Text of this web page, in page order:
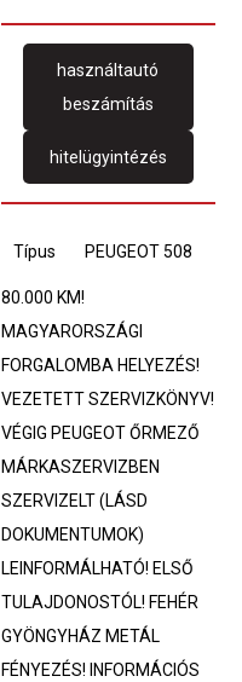
használtautó
beszámítás
hitelügyintézés
Típus PEUGEOT 508
80.000 KM!
MAGYARORSZÁGI
FORGALOMBA HELYEZÉS!
VEZETETT SZERVIZKÖNYV!
VÉGIG PEUGEOT ŐRMEZŐ
MÁRKASZERVIZBEN
SZERVIZELT (LÁSD
DOKUMENTUMOK)
LEINFORMÁLHATÓ! ELSŐ
TULAJDONOSTÓL! FEHÉR
GYÖNGYHÁZ METÁL
FÉNYEZÉS! INFORMÁCIÓS